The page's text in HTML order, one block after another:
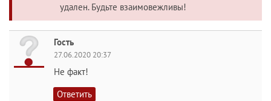
удален. Будьте взаимовежливы!
Гость
27.06.2020 20:37
Не факт!
Ответить